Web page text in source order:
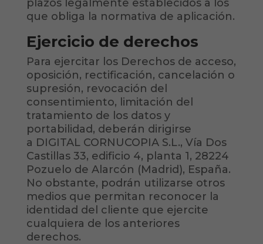
plazos legalmente establecidos a los
que obliga la normativa de aplicación.
Ejercicio de derechos
Para ejercitar los Derechos de acceso,
oposición, rectificación, cancelación o
supresión, revocación del
consentimiento, limitación del
tratamiento de los datos y
portabilidad, deberán dirigirse
a DIGITAL CORNUCOPIA S.L., Vía Dos
Castillas 33, edificio 4, planta 1, 28224
Pozuelo de Alarcón (Madrid), España.
No obstante, podrán utilizarse otros
medios que permitan reconocer la
identidad del cliente que ejercite
cualquiera de los anteriores
derechos.